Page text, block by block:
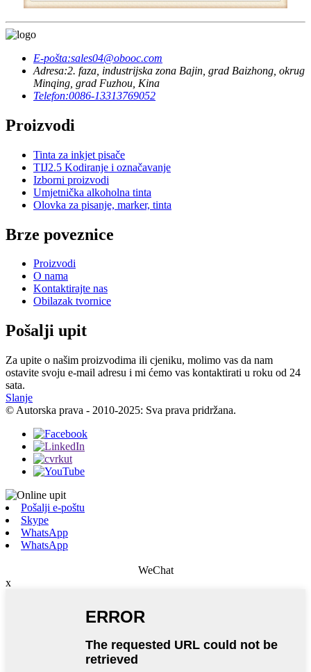
E-pošta:sales04@obooc.com
Adresa:2. faza, industrijska zona Bajin, grad Baizhong, okrug
Minqing, grad Fuzhou, Kina
Telefon:0086-13313769052
Proizvodi
Tinta za inkjet pisače
TIJ2.5 Kodiranje i označavanje
Izborni proizvodi
Umjetnička alkoholna tinta
Olovka za pisanje, marker, tinta
Brze poveznice
Proizvodi
O nama
Kontaktirajte nas
Obilazak tvornice
Pošalji upit
Za upite o našim proizvodima ili cjeniku, molimo vas da nam
ostavite svoju e-mail adresu i mi ćemo vas kontaktirati u roku od 24
sata.
Slanje
© Autorska prava - 2010-2025: Sva prava pridržana.
Pošalji e-poštu
Skype
WhatsApp
WhatsApp
WeChat
x